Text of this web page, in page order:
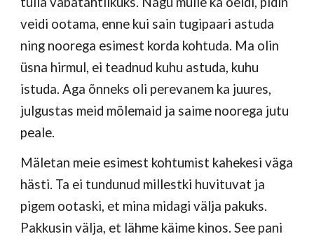
veidi ootama, enne kui sain tugipaari astuda
ning noorega esimest korda kohtuda. Ma olin
üsna hirmul, ei teadnud kuhu astuda, kuhu
istuda. Aga õnneks oli perevanem ka juures,
julgustas meid mõlemaid ja saime noorega jutu
peale.
Mäletan meie esimest kohtumist kahekesi väga
hästi. Ta ei tundunud millestki huvituvat ja
pigem ootaski, et mina midagi välja pakuks.
Pakkusin välja, et lähme käime kinos. See pani